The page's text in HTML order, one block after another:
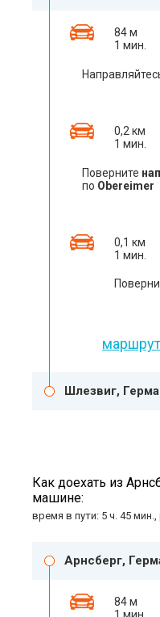
84 м
1 мин.
0,2 км
1 мин.
Поверните
по Obereimer
0,1 км
1 мин.
маршрут
Шлезвиг,
Как доехать из
машине:
время в пути: 5 ч. 45
Арнсберг,
84 м